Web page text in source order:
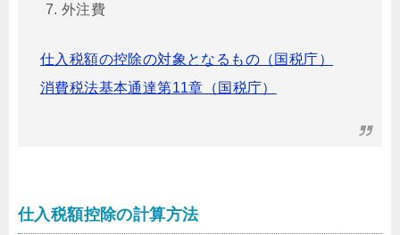
外注費
仕入税額の控除の対象となるもの（国税庁）
消費税法基本通達第11章（国税庁）
仕入税額控除の計算方法